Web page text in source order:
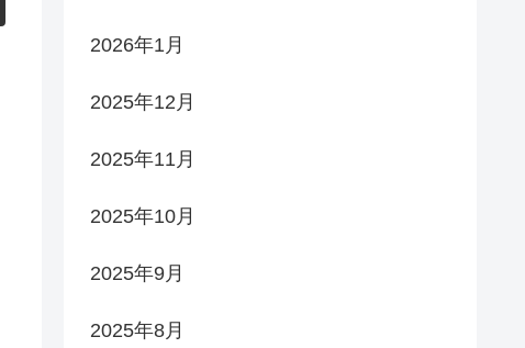
2026年1月
2025年12月
2025年11月
2025年10月
2025年9月
2025年8月